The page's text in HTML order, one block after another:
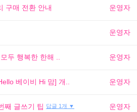
구매 전환 안내 운영자
운영자
두 행복한 한해 .. 운영자
베이비 Hi 맘] 개.. 운영자
째 글쓰기 팁 답글 1개 ▼ 운영자